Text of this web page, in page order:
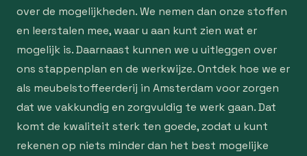
over de mogelijkheden. We nemen dan onze stoffen
en leerstalen mee, waar u aan kunt zien wat er
mogelijk is. Daarnaast kunnen we u uitleggen over
ons stappenplan en de werkwijze. Ontdek hoe we er
als meubelstoffeerderij in Amsterdam voor zorgen
dat we vakkundig en zorgvuldig te werk gaan. Dat
komt de kwaliteit sterk ten goede, zodat u kunt
rekenen op niets minder dan het best mogelijke